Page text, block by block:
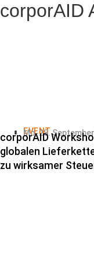
corporAID
EVENT
Mo, 28.
corporAID
globalen
zu wirksamer